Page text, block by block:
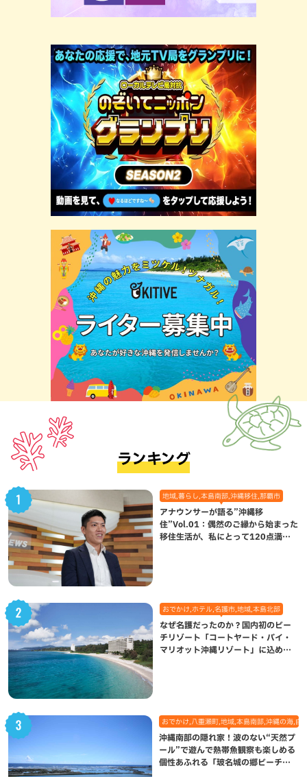
ランキング
地域,暮らし,本島南部,沖縄移住,那覇市
アナウンサーが語る”沖縄移
住”Vol.01：偶然のご縁から始まった
移住生活が、私にとって120点満点
おでかけ,ホテル,名護市,地域,本島北部
なぜ名護だったのか？国内初のビー
チリゾート「コートヤード・バイ・
マリオット沖縄リゾート」に込めら
おでかけ,八重瀬町,地域,本島南部,沖縄の海,自
沖縄南部の隠れ家！波のない“天然プ
ール”で遊んで熱帯魚観察も楽しめる
個性あふれる「玻名城の郷ビーチ」